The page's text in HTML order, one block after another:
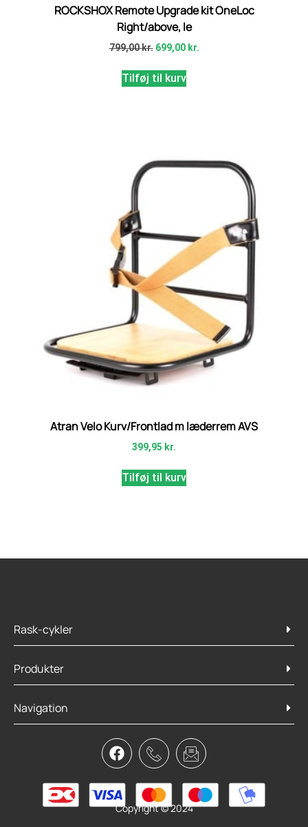
ROCKSHOX Remote Upgrade kit OneLoc
Right/above, le
799,00kr. 699,00 kr.
Tilføj til kurv
Atran Velo Kurv/Frontlad m læderrem AVS
399,95 kr.
Tilføj til kurv
Rask-cykler
Produkter
Navigation
Copyright © 2024